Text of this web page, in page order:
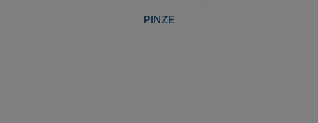
PINZE